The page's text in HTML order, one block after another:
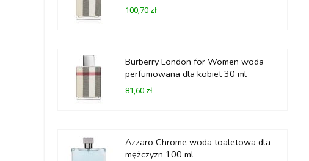
100,70 zł
Burberry London for Women woda
perfumowana dla kobiet 30 ml
81,60 zł
Azzaro Chrome woda toaletowa dla
mężczyzn 100 ml